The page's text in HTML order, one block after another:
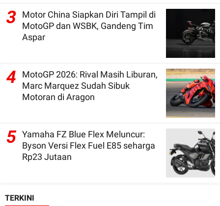
3
Motor China Siapkan Diri Tampil di
MotoGP dan WSBK, Gandeng Tim
Aspar
4
MotoGP 2026: Rival Masih Liburan,
Marc Marquez Sudah Sibuk
Motoran di Aragon
5 Yamaha FZ Blue Flex Meluncur:
Byson Versi Flex Fuel E85 seharga
Rp23 Jutaan
TERKINI